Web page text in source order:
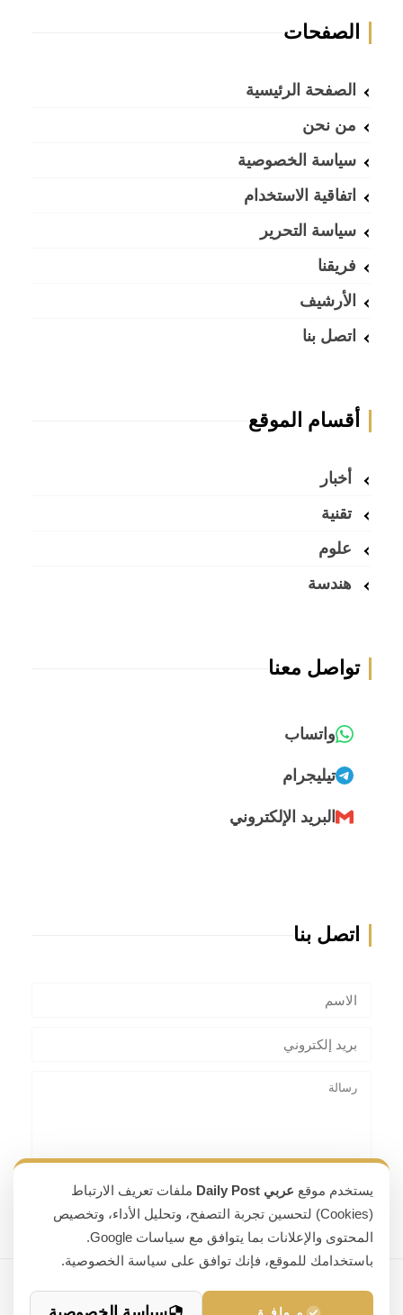
الصفحات
الصفحة الرئيسية
من نحن
سياسة الخصوصية
اتفاقية الاستخدام
سياسة التحرير
فريقنا
الأرشيف
اتصل بنا
أقسام الموقع
أخبار
تقنية
علوم
هندسة
تواصل معنا
واتساب
تيليجرام
البريد الإلكتروني
يستخدم موقع عربي Daily Post
ملفات تعريف الارتباط
(Cookies) لتحسين تجربة التصفح، وتحليل الأداء، وتخصيص
المحتوى والإعلانات بما يتوافق مع سياسات Google.
باستخدامك للموقع، فإنك توافق على سياسة الخصوصية.
اتصل بنا
جميع الحقوق محفوظة © 2026 عربي Daily Post